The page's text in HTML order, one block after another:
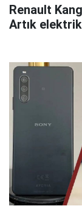
Renault
Artık